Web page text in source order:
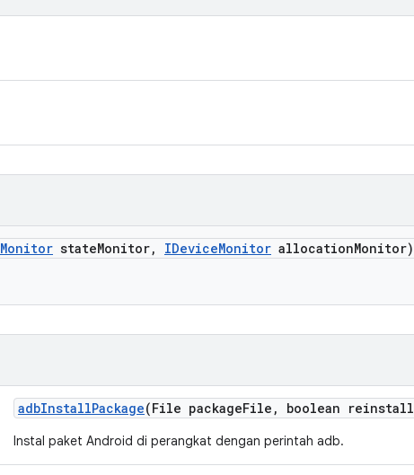
Monitor stateMonitor, IDeviceMonitor allocationMonitor)
adbInstallPackage(File packageFile , boolean reinstall
Instal paket Android di perangkat dengan perintah adb.